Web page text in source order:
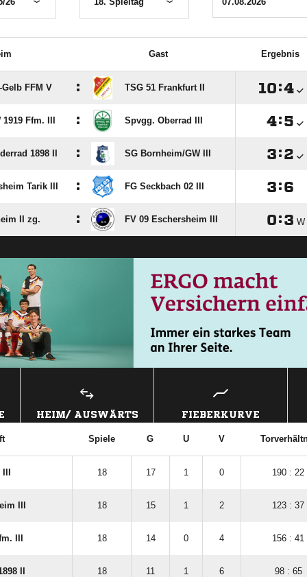
Gast Ergebnis
FFM V : TSG 51 Frankfurt II :
Ffm. III : Spvgg. Oberrad III :
1898 II : SG Bornheim/​GW III :
Tarik III : FG Seckbach 02 III :
II zg. : FV 09 Eschersheim III : W
HEIM/ AUSWÄRTS FIEBERKURVE
Spiele G U V
18 17 1 0 190 : 22
III 18 15 1 2 123 : 37
III 18 14 0 4 156 : 41
II 18 11 1 6 98 : 65